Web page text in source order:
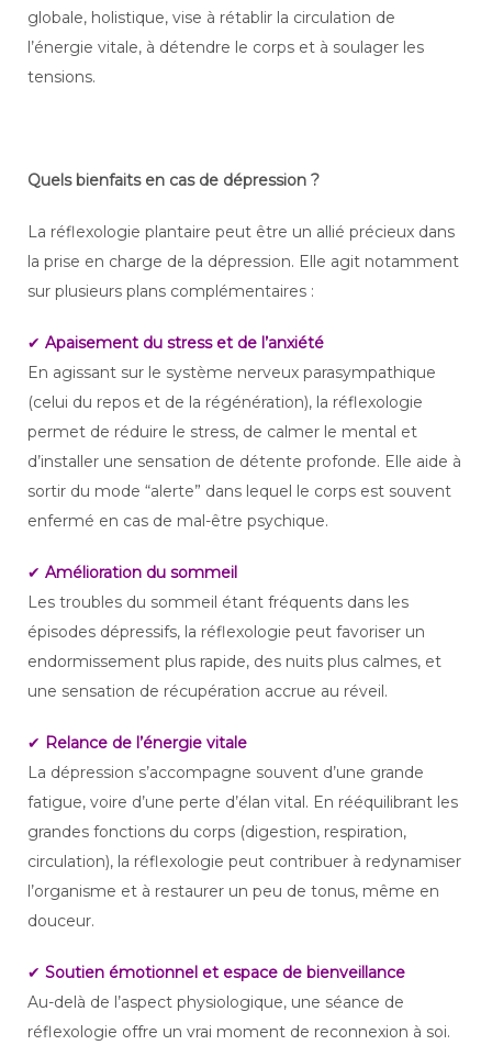
globale, holistique, vise à rétablir la circulation de
l’énergie vitale, à détendre le corps et à soulager les
tensions.
Quels bienfaits en cas de dépression ?
La réflexologie plantaire peut être un allié précieux dans
la prise en charge de la dépression. Elle agit notamment
sur plusieurs plans complémentaires :
✔ Apaisement du stress et de l’anxiété
En agissant sur le système nerveux parasympathique
(celui du repos et de la régénération), la réflexologie
permet de réduire le stress, de calmer le mental et
d’installer une sensation de détente profonde. Elle aide à
sortir du mode “alerte” dans lequel le corps est souvent
enfermé en cas de mal-être psychique.
✔ Amélioration du sommeil
Les troubles du sommeil étant fréquents dans les
épisodes dépressifs, la réflexologie peut favoriser un
endormissement plus rapide, des nuits plus calmes, et
une sensation de récupération accrue au réveil.
✔ Relance de l’énergie vitale
La dépression s’accompagne souvent d’une grande
fatigue, voire d’une perte d’élan vital. En rééquilibrant les
grandes fonctions du corps (digestion, respiration,
circulation), la réflexologie peut contribuer à redynamiser
l’organisme et à restaurer un peu de tonus, même en
douceur.
✔ Soutien émotionnel et espace de bienveillance
Au-delà de l’aspect physiologique, une séance de
réflexologie offre un vrai moment de reconnexion à soi.